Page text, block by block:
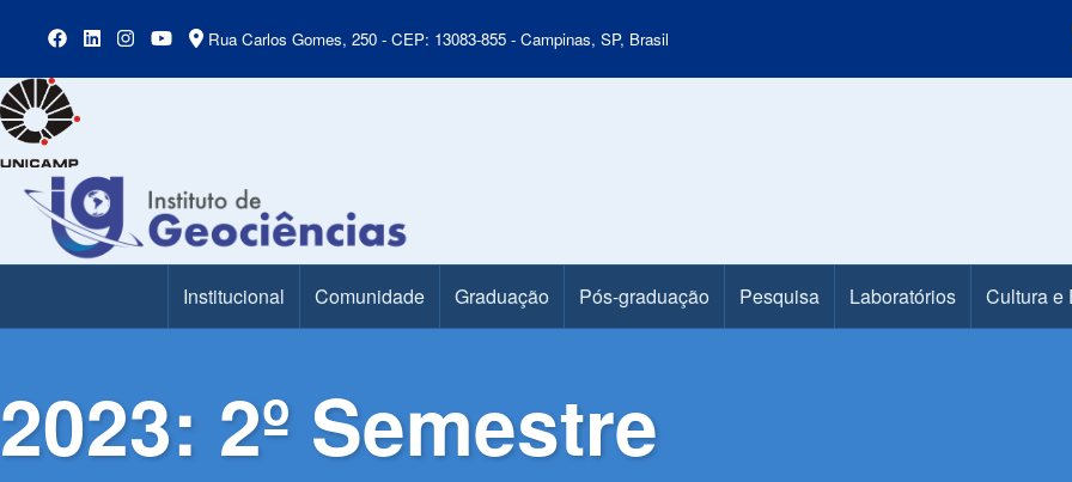
Rua Carlos Gomes, 250 - CEP: 13083-855 - Campinas, SP, Brasil
Main MenuInstitucional Comunidade Graduação Pós-graduação Pesquisa Laboratórios Cultura e
2023: 2º Semestre